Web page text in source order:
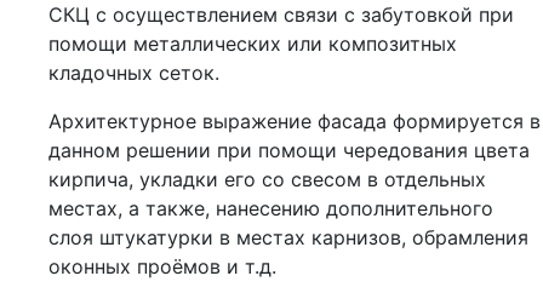
СКЦ с осуществлением связи с забутовкой при
помощи металлических или композитных
кладочных сеток.
Архитектурное выражение фасада формируется в
данном решении при помощи чередования цвета
кирпича, укладки его со свесом в отдельных
местах, а также, нанесению дополнительного
слоя штукатурки в местах карнизов, обрамления
оконных проёмов и т.д.